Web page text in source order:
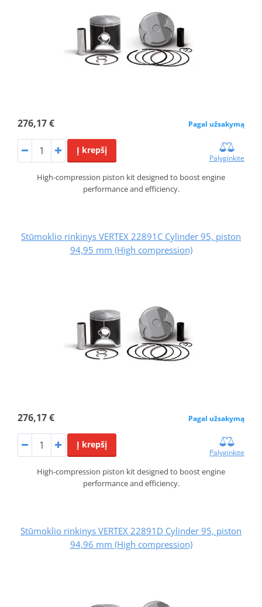
276,17 € Pagal užsakymą
Į krepšį
Palyginkite
High-compression piston kit designed to boost engine
performance and efficiency.
Stūmoklio rinkinys VERTEX 22891C Cylinder 95, piston
94,95 mm (High compression)
276,17 € Pagal užsakymą
Į krepšį
Palyginkite
High-compression piston kit designed to boost engine
performance and efficiency.
Stūmoklio rinkinys VERTEX 22891D Cylinder 95, piston
94,96 mm (High compression)